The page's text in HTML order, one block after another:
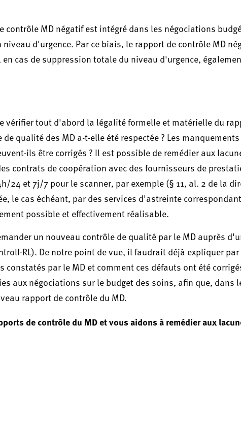
MD négatif est intégré dans les négociations
d'urgence. Par ce biais, le rapport de contrôle MD
cas de suppression totale du niveau d'urgence,
vérifier tout d'abord la légalité formelle et matérielle du
qualité des MD a-t-elle été respectée ? Les
ils être corrigés ? Il est possible de remédier aux
contrats de coopération avec des fournisseurs de
et 7j/7 pour le scanner, par exemple (§ 11, al. 2 de la
le cas échéant, par des services d'astreinte
possible et effectivement réalisable.
un nouveau contrôle de qualité par le MD auprès
RL). De notre point de vue, il faudrait déjà expliquer par
par le MD et comment ces défauts ont été
aux négociations sur le budget des soins, afin que, dans
rapport de contrôle du MD.
de contrôle du MD et vous aidons à remédier aux